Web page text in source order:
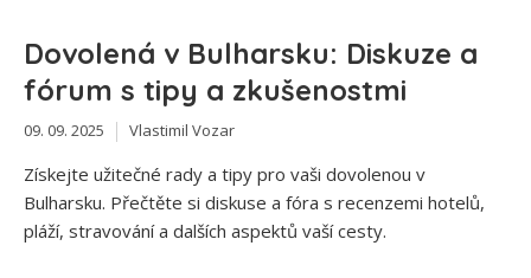
Dovolená v Bulharsku: Diskuze a
fórum s tipy a zkušenostmi
09. 09. 2025 Vlastimil Vozar
Získejte užitečné rady a tipy pro vaši dovolenou v
Bulharsku. Přečtěte si diskuse a fóra s recenzemi hotelů,
pláží, stravování a dalších aspektů vaší cesty.